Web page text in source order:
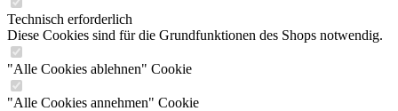
Technisch erforderlich
Diese Cookies sind für die Grundfunktionen des Shops notwendig.
"Alle Cookies ablehnen" Cookie
"Alle Cookies annehmen" Cookie